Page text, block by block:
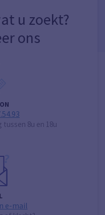
u zoekt?
ons
tussen 8u en 18u
e-mail